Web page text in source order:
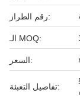
رقم الطراز:
الـ MOQ:
السعر:
تفاصيل التعبئة:
في